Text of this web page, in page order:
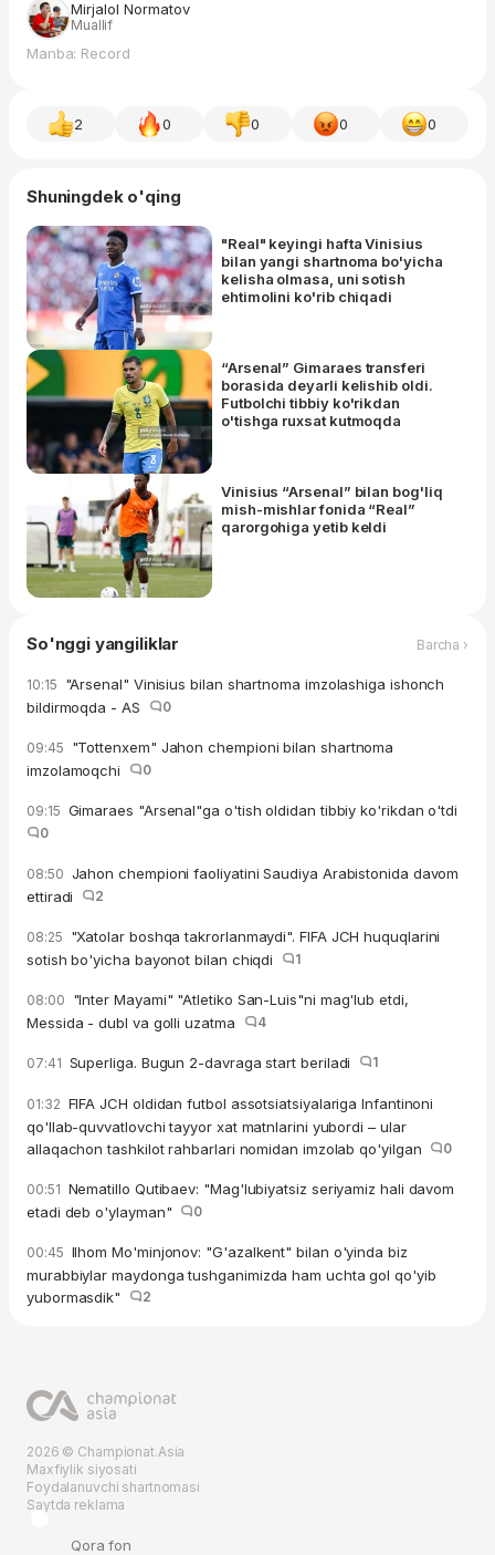
Mirjalol Normatov
Muallif
Manba: Record
2 0 0 0 0
Shuningdek o'qing
"Real" keyingi hafta Vinisius
bilan yangi shartnoma bo'yicha
kelisha olmasa, uni sotish
ehtimolini ko'rib chiqadi
“Arsenal” Gimaraes transferi
borasida deyarli kelishib oldi.
Futbolchi tibbiy ko'rikdan
o'tishga ruxsat kutmoqda
Vinisius “Arsenal” bilan bog'liq
mish-mishlar fonida “Real”
qarorgohiga yetib keldi
So'nggi yangiliklar Barcha ›
10:15 "Arsenal" Vinisius bilan shartnoma imzolashiga ishonch
bildirmoqda - AS
0
09:45 "Tottenxem" Jahon chempioni bilan shartnoma
imzolamoqchi
0
09:15 Gimaraes "Arsenal"ga o'tish oldidan tibbiy ko'rikdan o'tdi
0
08:50 Jahon chempioni faoliyatini Saudiya Arabistonida davom
ettiradi
2
08:25 "Xatolar boshqa takrorlanmaydi". FIFA JCH huquqlarini
sotish bo'yicha bayonot bilan chiqdi
1
08:00 "Inter Mayami" "Atletiko San-Luis"ni mag'lub etdi,
Messida - dubl va golli uzatma
4
07:41 Superliga. Bugun 2-davraga start beriladi 1
01:32 FIFA JCH oldidan futbol assotsiatsiyalariga Infantinoni
qo'llab-quvvatlovchi tayyor xat matnlarini yubordi – ular
allaqachon tashkilot rahbarlari nomidan imzolab qo'yilgan
0
00:51 Nematillo Qutibaev: "Mag'lubiyatsiz seriyamiz hali davom
etadi deb o'ylayman"
0
00:45 Ilhom Mo'minjonov: "G'azalkent" bilan o'yinda biz
murabbiylar maydonga tushganimizda ham uchta gol qo'yib
yubormasdik"
2
2026 © Championat.Asia
Maxfiylik siyosati
Foydalanuvchi shartnomasi
Saytda reklama
Qora fon